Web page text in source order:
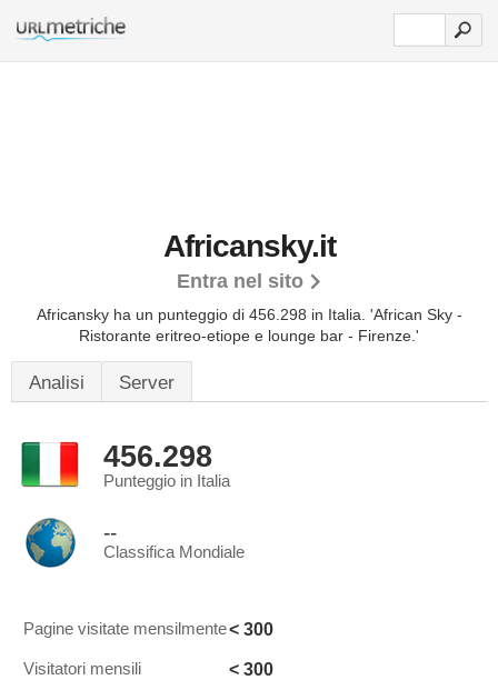
Africansky.it
Entra nel sito
Africansky ha un punteggio di 456.298 in Italia. 'African Sky -
Ristorante eritreo-etiope e lounge bar - Firenze.'
Analisi Server
456.298
Punteggio in Italia
--
Classifica Mondiale
Pagine visitate mensilmente< 300
Visitatori mensili < 300